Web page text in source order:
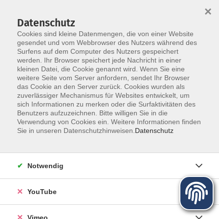
Zum Hauptinhalt springen
Der Kurs konnte nicht gefunden werden.
Über uns
Kursleiter
Partner und Referenzen
Datenschutz
Cookies sind kleine Datenmengen, die von einer Website
gesendet und vom Webbrowser des Nutzers während des
Surfens auf dem Computer des Nutzers gespeichert
werden. Ihr Browser speichert jede Nachricht in einer
kleinen Datei, die Cookie genannt wird. Wenn Sie eine
weitere Seite vom Server anfordern, sendet Ihr Browser
das Cookie an den Server zurück. Cookies wurden als
zuverlässiger Mechanismus für Websites entwickelt, um
sich Informationen zu merken oder die Surfaktivitäten des
Benutzers aufzuzeichnen. Bitte willigen Sie in die
Verwendung von Cookies ein. Weitere Informationen finden
Sie in unseren Datenschutzhinweisen. Datenschutz
×
Notwendig
YouTube